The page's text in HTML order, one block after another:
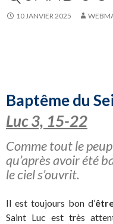
10 JANVIER 2025
Baptême du
Luc 3, 15-22
Comme tout le
qu’après avoir été
le ciel s’ouvrit.
Il est toujours bon d’
Saint Luc est très